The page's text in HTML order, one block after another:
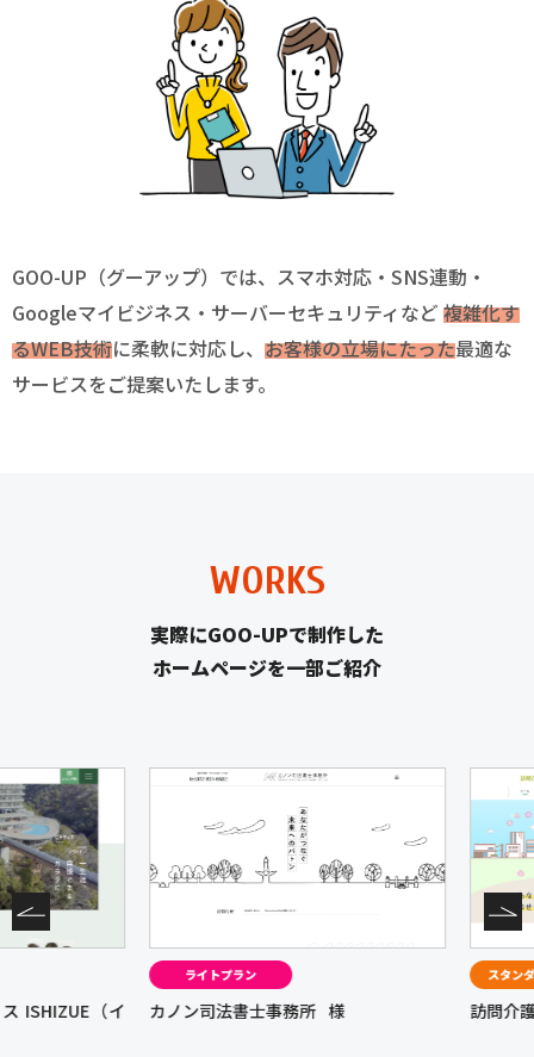
GOO-UP（グーアップ）では、スマホ対応・SNS連動・
Googleマイビジネス・サーバーセキュリティなど 複雑化す
るWEB技術に柔軟に対応し、 お客様の立場にたった最適な
サービスをご提案いたします。
WORKS
実際にGOO-UPで制作した
ホームページを一部ご紹介
（イ
ライトプラン
カノン司法書士事務所 様
スタンダー
訪問介護